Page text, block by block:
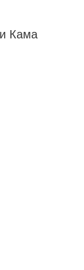
Кама